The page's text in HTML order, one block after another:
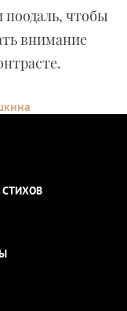
поодаль, чтобы
внимание